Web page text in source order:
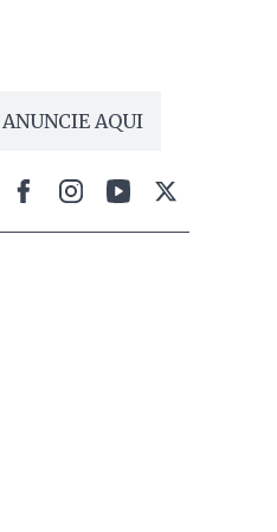
ANUNCIE AQUI